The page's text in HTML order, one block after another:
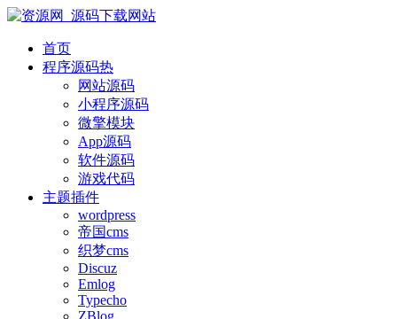
首页
程序源码热
网站源码
小程序源码
微擎模块
App源码
软件源码
游戏代码
主题插件
wordpress
帝国cms
织梦cms
Discuz
Emlog
Typecho
ZBlog